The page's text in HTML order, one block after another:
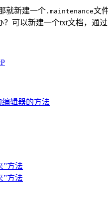
就新建一个 .maintenance文
可以新建一个txt文档，通
辑器的方法
”方法
”方法